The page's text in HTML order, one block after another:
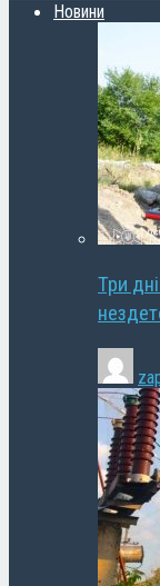
Новини
Три